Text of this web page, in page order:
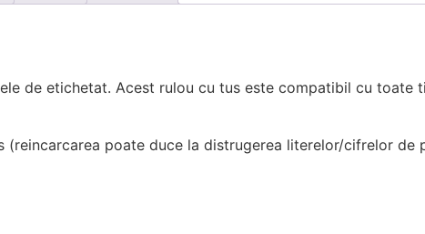
de etichetat. Acest rulou cu tus este compatibil cu
(reincarcarea poate duce la distrugerea literelor/cifrelor de